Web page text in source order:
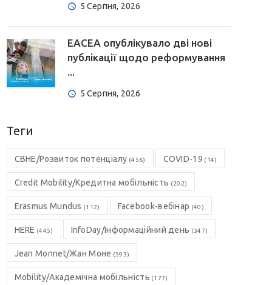
5 Серпня, 2026
EACEA опублікувало дві нові
публікації щодо реформування
...
5 Серпня, 2026
Теги
CBHE/Розвиток потенціалу (456) COVID-19 (14)
Credit Mobility/Кредитна мобільність (202)
Erasmus Mundus (112) Facebook-вебінар (40)
HERE (445) InfoDay/Інформаційний день (347)
Jean Monnet/Жан Моне (593)
Mobility/Академічна мобільність (177)